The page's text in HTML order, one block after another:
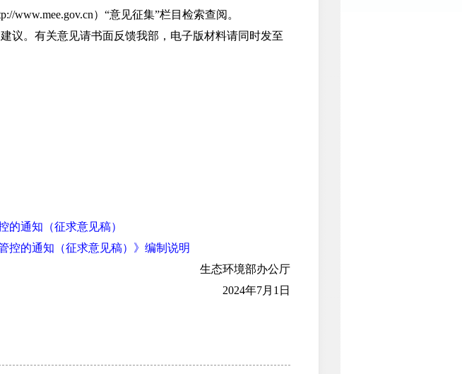
）“意见征集”栏目检索查阅。
。有关意见请书面反馈我部，电子版材料请同时发至
的通知（征求意见稿）
控的通知（征求意见稿）》编制说明
生态环境部办公厅
2024年7月1日